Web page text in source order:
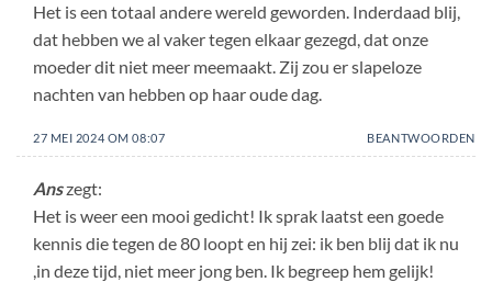
Het is een totaal andere wereld geworden. Inderdaad blij,
dat hebben we al vaker tegen elkaar gezegd, dat onze
moeder dit niet meer meemaakt. Zij zou er slapeloze
nachten van hebben op haar oude dag.
27 MEI 2024 OM 08:07 BEANTWOORDEN
Anszegt:
Het is weer een mooi gedicht! Ik sprak laatst een goede
kennis die tegen de 80 loopt en hij zei: ik ben blij dat ik nu
,in deze tijd, niet meer jong ben. Ik begreep hem gelijk!